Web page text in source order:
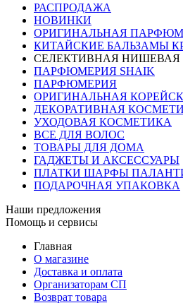
РАСПРОДАЖА
НОВИНКИ
ОРИГИНАЛЬНАЯ
КИТАЙСКИЕ БАЛЬЗАМЫ
СЕЛЕКТИВНАЯ
ПАРФЮМЕРИЯ SHAIK
ПАРФЮМЕРИЯ
ОРИГИНАЛЬНАЯ
ДЕКОРАТИВНАЯ
УХОДОВАЯ КОСМЕТИКА
ВСЕ ДЛЯ ВОЛОС
ТОВАРЫ ДЛЯ ДОМА
ГАДЖЕТЫ И АКСЕССУАРЫ
ПЛАТКИ ШАРФЫ
ПОДАРОЧНАЯ УПАКОВКА
Наши предложения
Помощь и сервисы
Главная
О магазине
Доставка и оплата
Организаторам СП
Возврат товара